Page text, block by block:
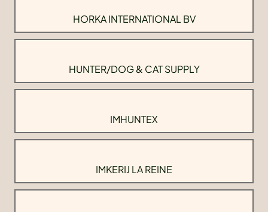
HORKA INTERNATIONAL BV
HUNTER/DOG & CAT SUPPLY
IMHUNTEX
IMKERIJ LA REINE